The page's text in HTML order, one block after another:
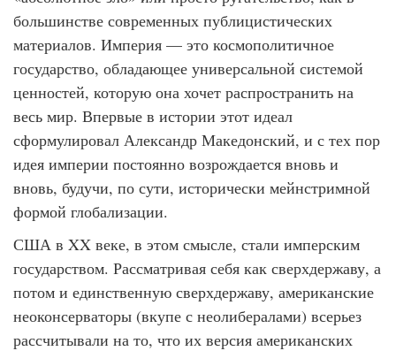
большинстве современных публицистических
материалов. Империя — это космополитичное
государство, обладающее универсальной системой
ценностей, которую она хочет распространить на
весь мир. Впервые в истории этот идеал
сформулировал Александр Македонский, и с тех пор
идея империи постоянно возрождается вновь и
вновь, будучи, по сути, исторически мейнстримной
формой глобализации.
США в XX веке, в этом смысле, стали имперским
государством. Рассматривая себя как сверхдержаву, а
потом и единственную сверхдержаву, американские
неоконсерваторы (вкупе с неолибералами) всерьез
рассчитывали на то, что их версия американских